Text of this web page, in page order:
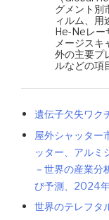
グメント別
ィルム、用
He-Neレー
メージス
外の主要プ
ルなどの項
遺伝子欠失ワク
屋外シャッター
ッター、アルミ
－世界の産業分
び予測、2024
世界のテレフタ